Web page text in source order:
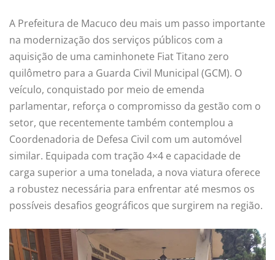
A Prefeitura de Macuco deu mais um passo importante
na modernização dos serviços públicos com a
aquisição de uma caminhonete Fiat Titano zero
quilômetro para a Guarda Civil Municipal (GCM). O
veículo, conquistado por meio de emenda
parlamentar, reforça o compromisso da gestão com o
setor, que recentemente também contemplou a
Coordenadoria de Defesa Civil com um automóvel
similar. Equipada com tração 4×4 e capacidade de
carga superior a uma tonelada, a nova viatura oferece
a robustez necessária para enfrentar até mesmos os
possíveis desafios geográficos que surgirem na região.